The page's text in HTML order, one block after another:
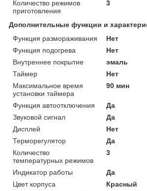
Количество режимов
приготовления
3
Дополнительные функции и
Функция размораживания
Нет
Функция подогрева
Нет
Внутреннее покрытие
эмаль
Таймер
Нет
Максимальное время
установки таймера
90 мин
Функция автоотключения
Да
Звуковой сигнал
Да
Дисплей
Нет
Терморегулятор
Да
Количество
температурных режимов
3
Индикатор работы
Да
Цвет корпуса
Красный